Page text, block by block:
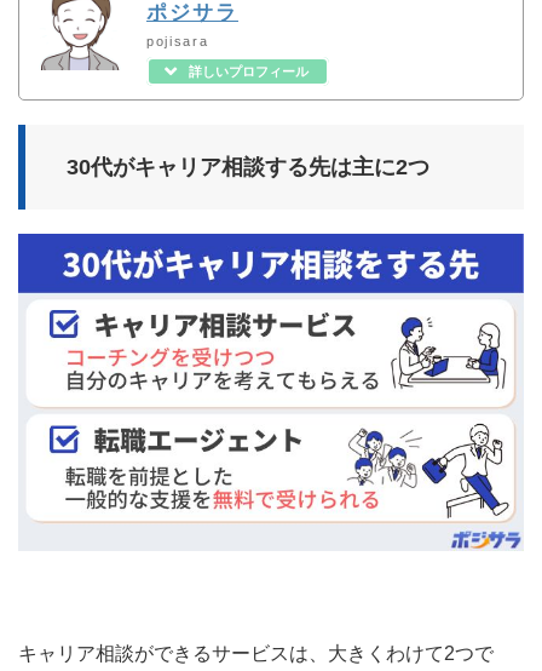
ポジサラ
pojisara
詳しいプロフィール
30代がキャリア相談する先は主に2つ
キャリア相談ができるサービスは、大きくわけて2つで